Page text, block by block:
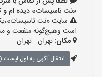
«نت تاسیسات» دیده ام و کد «شرکت-
سایت «نت
است وهیچ‌گونه منفعت و
مکان:تهران - تهران
انتقال آگهی به اول لیست